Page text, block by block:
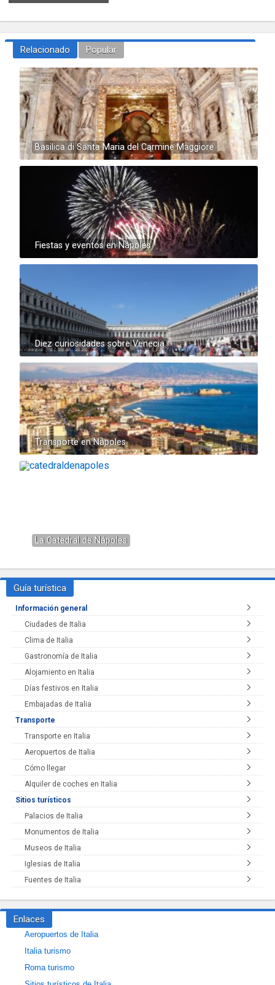
Relacionado Popular
Basilica di Santa Maria del Carmine Maggiore
Fiestas y eventos en Nápoles
Diez curiosidades sobre Venecia
Transporte en Nápoles
La Catedral de Nápoles
Guía turística
Información general
Ciudades de Italia
Clima de Italia
Gastronomía de Italia
Alojamiento en Italia
Días festivos en Italia
Embajadas de Italia
Transporte
Transporte en Italia
Aeropuertos de Italia
Cómo llegar
Alquiler de coches en Italia
Sitios turísticos
Palacios de Italia
Monumentos de Italia
Museos de Italia
Iglesias de Italia
Fuentes de Italia
Enlaces
Aeropuertos de Italia
Italia turismo
Roma turismo